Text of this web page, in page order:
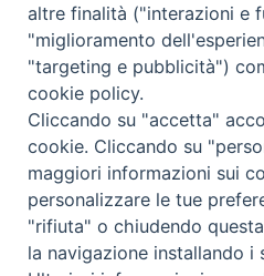
Orari Curia
Mar. / Mer. / Giov. ore 9 - 13
nei mesi estivi solo Martedì
altre finalità ("interazioni e
"miglioramento
"targeting e pubblicità")
cookie policy.
Cliccando su "accetta"
cookie. Cliccando su
maggiori informazioni sui
personalizzare le tue
"rifiuta" o chiudendo
la navigazione installando i